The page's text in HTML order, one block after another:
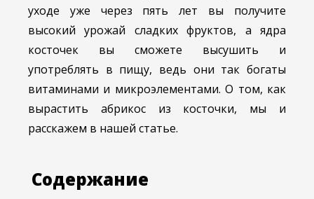
уходе уже через пять лет вы получите
высокий урожай сладких фруктов, а ядра
косточек вы сможете высушить и
употреблять в пищу, ведь они так богаты
витаминами и микроэлементами. О том, как
вырастить абрикос из косточки, мы и
расскажем в нашей статье.
Содержание